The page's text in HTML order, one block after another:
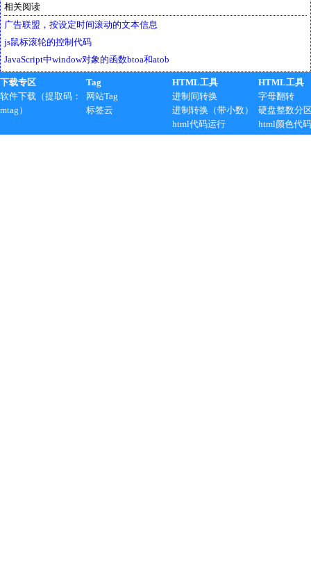
相关阅读
广告联盟，按设定时间滚动的文本信息
js鼠标滚轮的控制代码
JavaScript中window对象的函数btoa和atob
下载专区
软件下载（提取码：
mtag）
Tag
网站Tag
标签云
HTML工具
进制间转换
进制转换（带小数）
html代码运行
HTML工具
字母翻转
硬盘整数分
html颜色代码